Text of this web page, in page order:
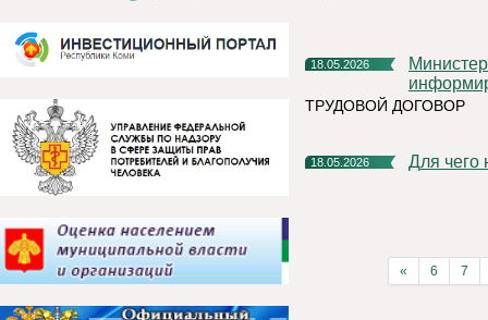
18.05.2026
Министерство труда и социальной защиты Республики Коми
ТРУДОВОЙ ДОГОВОР
18.05.2026 Для
« 6 7